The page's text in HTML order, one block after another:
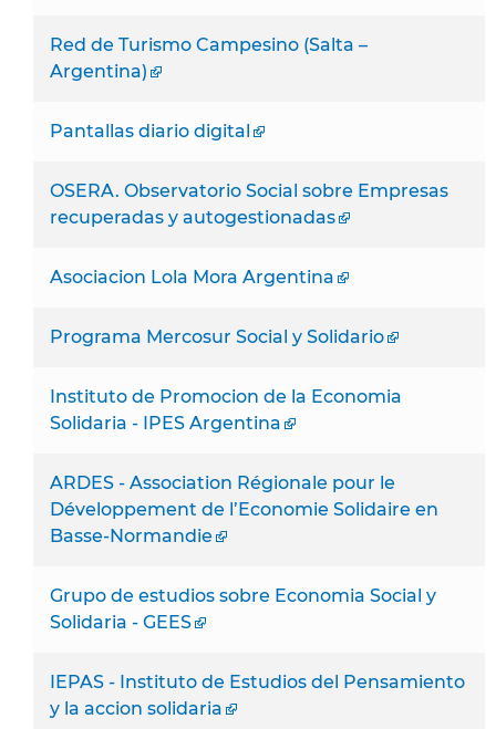
Red de Turismo Campesino (Salta –
Argentina)
Pantallas diario digital
OSERA. Observatorio Social sobre Empresas
recuperadas y autogestionadas
Asociacion Lola Mora Argentina
Programa Mercosur Social y Solidario
Instituto de Promocion de la Economia
Solidaria - IPES Argentina
ARDES - Association Régionale pour le
Développement de l’Economie Solidaire en
Basse-Normandie
Grupo de estudios sobre Economia Social y
Solidaria - GEES
IEPAS - Instituto de Estudios del Pensamiento
y la accion solidaria